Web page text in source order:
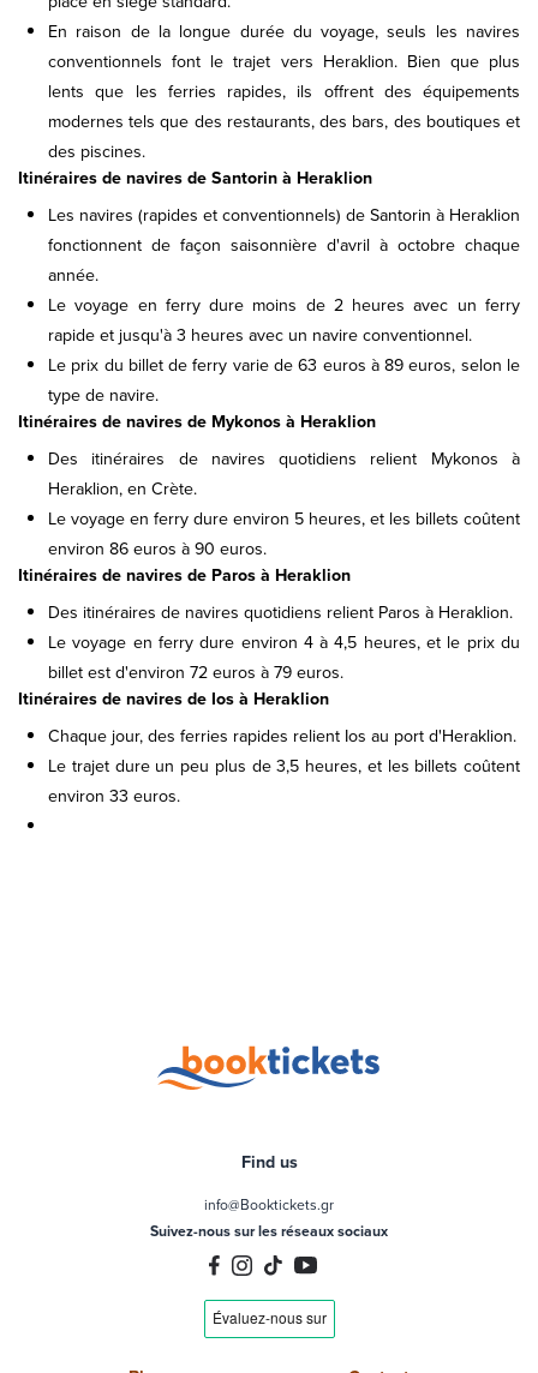
En raison de la longue durée du voyage, seuls les navires
conventionnels font le trajet vers Heraklion. Bien que plus
lents que les ferries rapides, ils offrent des équipements
modernes tels que des restaurants, des bars, des boutiques et
des piscines.
Itinéraires de navires de Santorin à Heraklion
Les navires (rapides et conventionnels) de Santorin à Heraklion
fonctionnent de façon saisonnière d'avril à octobre chaque
année.
Le voyage en ferry dure moins de 2 heures avec un ferry
rapide et jusqu'à 3 heures avec un navire conventionnel.
Le prix du billet de ferry varie de 63 euros à 89 euros, selon le
type de navire.
Itinéraires de navires de Mykonos à Heraklion
Des itinéraires de navires quotidiens relient Mykonos à
Heraklion, en Crète.
Le voyage en ferry dure environ 5 heures, et les billets coûtent
environ 86 euros à 90 euros.
Itinéraires de navires de Paros à Heraklion
Des itinéraires de navires quotidiens relient Paros à Heraklion.
Le voyage en ferry dure environ 4 à 4,5 heures, et le prix du
billet est d'environ 72 euros à 79 euros.
Itinéraires de navires de Ios à Heraklion
Chaque jour, des ferries rapides relient Ios au port d'Heraklion.
Le trajet dure un peu plus de 3,5 heures, et les billets coûtent
environ 33 euros.
Find us
info@Booktickets.gr
Suivez-nous sur les réseaux sociaux